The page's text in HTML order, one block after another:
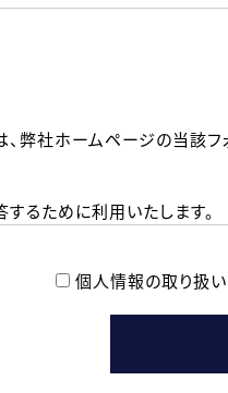
、弊社ホームページの当該
ために利用いたします。
登録時の参考情報として
メールのいずれかの方法と
個人情報の取り扱い